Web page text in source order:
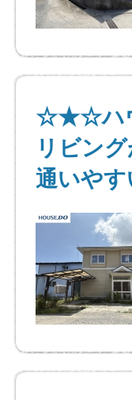
☆★☆ハ
リビン
通いや